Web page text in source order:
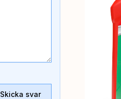
Skicka svar